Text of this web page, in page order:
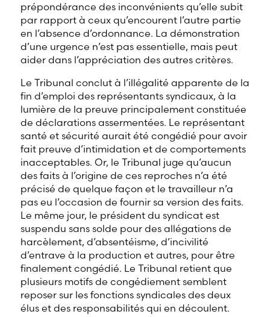
prépondérance des inconvénients qu’elle subit
par rapport à ceux qu’encourent l’autre partie
en l’absence d’ordonnance. La démonstration
d’une urgence n’est pas essentielle, mais peut
aider dans l’appréciation des autres critères.
Le Tribunal conclut à l’illégalité apparente de la
fin d’emploi des représentants syndicaux, à la
lumière de la preuve principalement constituée
de déclarations assermentées. Le représentant
santé et sécurité aurait été congédié pour avoir
fait preuve d’intimidation et de comportements
inacceptables. Or, le Tribunal juge qu’aucun
des faits à l’origine de ces reproches n’a été
précisé de quelque façon et le travailleur n’a
pas eu l’occasion de fournir sa version des faits.
Le même jour, le président du syndicat est
suspendu sans solde pour des allégations de
harcèlement, d’absentéisme, d’incivilité
d’entrave à la production et autres, pour être
finalement congédié. Le Tribunal retient que
plusieurs motifs de congédiement semblent
reposer sur les fonctions syndicales des deux
élus et des responsabilités qui en découlent.